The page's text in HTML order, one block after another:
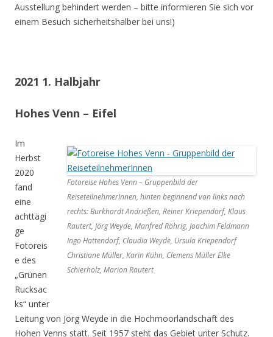
Ausstellung behindert werden – bitte informieren Sie sich vor
einem Besuch sicherheitshalber bei uns!)
2021 1. Halbjahr
Hohes Venn – Eifel
Fotoreise Hohes Venn – Gruppenbild der
ReiseteilnehmerInnen, hinten beginnend von links nach
rechts: Burkhardt Andrießen, Reiner Kriependorf, Klaus
Rautert, Jörg Weyde, Manfred Röhrig, Joachim Feldmann
Ingo Hattendorf, Claudia Weyde, Ursula Kriependorf
Christiane Müller, Karin Kühn, Clemens Müller Elke
Schierholz, Marion Rautert
Im
Herbst
2020
fand
eine
achttägi
ge
Fotoreis
e des
„Grünen
Rucksac
ks“ unter
Leitung von Jörg Weyde in die Hochmoorlandschaft des
Hohen Venns statt. Seit 1957 steht das Gebiet unter Schutz.